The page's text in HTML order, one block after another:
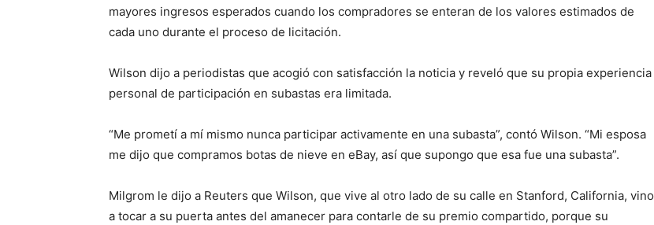
mayores ingresos esperados cuando los compradores se enteran de los valores estimados de
cada uno durante el proceso de licitación.
Wilson dijo a periodistas que acogió con satisfacción la noticia y reveló que su propia experiencia
personal de participación en subastas era limitada.
“Me prometí a mí mismo nunca participar activamente en una subasta”, contó Wilson. “Mi esposa
me dijo que compramos botas de nieve en eBay, así que supongo que esa fue una subasta”.
Milgrom le dijo a Reuters que Wilson, que vive al otro lado de su calle en Stanford, California, vino
a tocar a su puerta antes del amanecer para contarle de su premio compartido, porque su